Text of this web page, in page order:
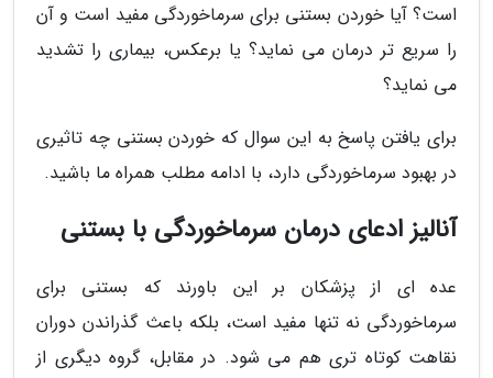
است؟ آیا خوردن بستنی برای سرماخوردگی مفید است و آن
را سریع تر درمان می نماید؟ یا برعکس، بیماری را تشدید
می نماید؟
برای یافتن پاسخ به این سوال که خوردن بستنی چه تاثیری
در بهبود سرماخوردگی دارد، با ادامه مطلب همراه ما باشید.
آنالیز ادعای درمان سرماخوردگی با بستنی
عده ای از پزشکان بر این باورند که بستنی برای
سرماخوردگی نه تنها مفید است، بلکه باعث گذراندن دوران
نقاهت کوتاه تری هم می شود. در مقابل، گروه دیگری از